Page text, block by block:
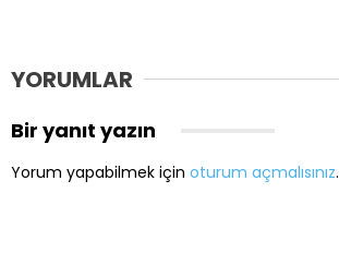
YORUMLAR
Bir yanıt yazın
Yorum yapabilmek için oturum açmalısınız.